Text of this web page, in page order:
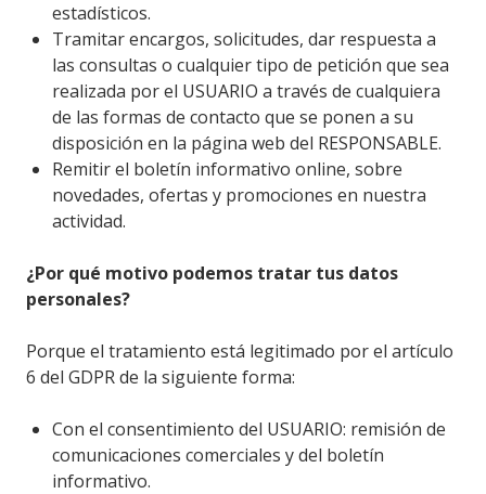
estadísticos.
Tramitar encargos, solicitudes, dar respuesta a
las consultas o cualquier tipo de petición que sea
realizada por el USUARIO a través de cualquiera
de las formas de contacto que se ponen a su
disposición en la página web del RESPONSABLE.
Remitir el boletín informativo online, sobre
novedades, ofertas y promociones en nuestra
actividad.
¿Por qué motivo podemos tratar tus datos
personales?
Porque el tratamiento está legitimado por el artículo
6 del GDPR de la siguiente forma:
Con el consentimiento del USUARIO: remisión de
comunicaciones comerciales y del boletín
informativo.